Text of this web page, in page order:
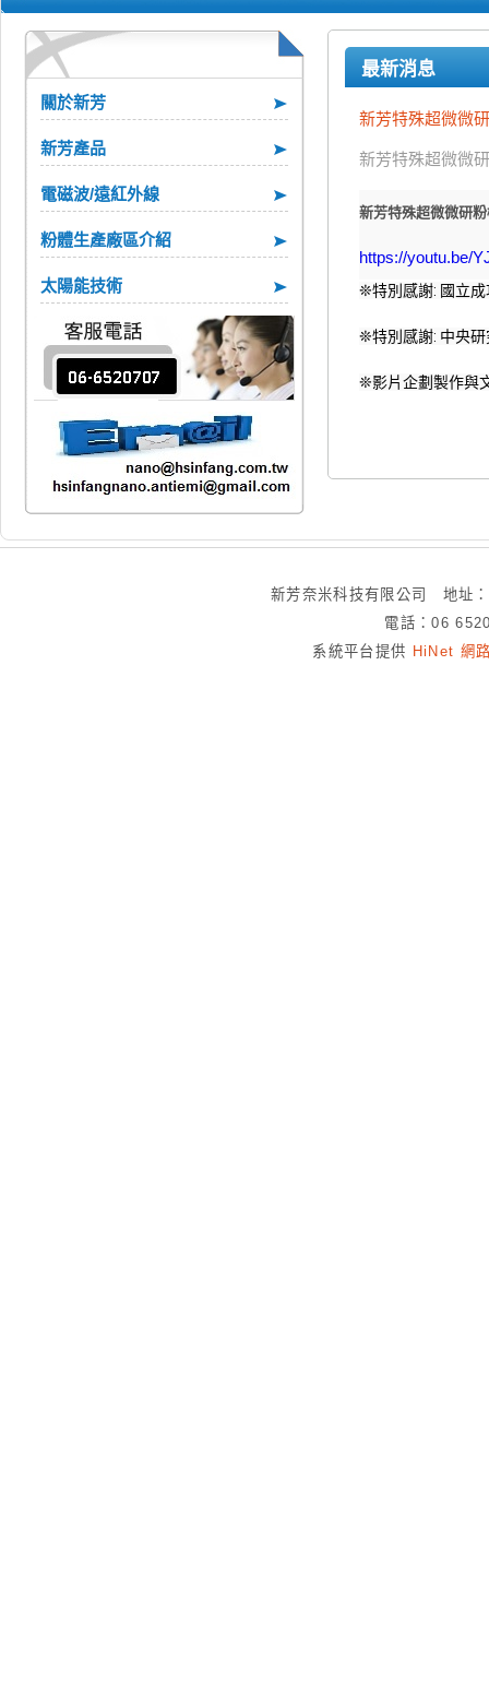
關於新芳
新芳產品
電磁波/遠紅外線
粉體生產廠區介紹
太陽能技術
最新消息
新芳特殊超微微
新芳特殊超微微
新芳特殊超微微研
https://youtu.be/
nano tech 2022日
芳 版權所有
❊特別感謝: 國立成
❊特別感謝: 中央
❊影片企劃製作與
新芳奈米科技有限公司 地址
電話：06
系統平台提供 HiNet 網